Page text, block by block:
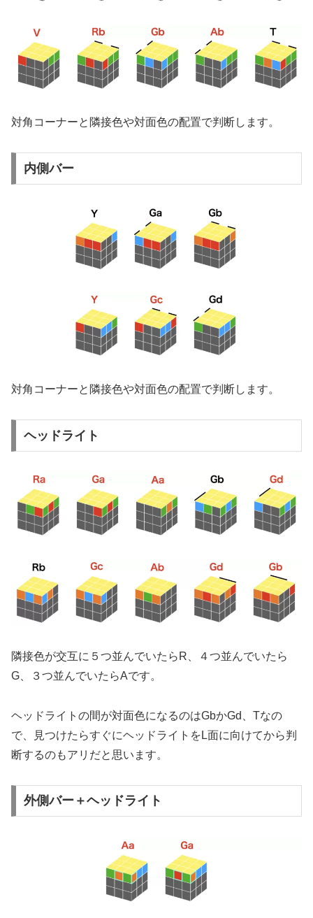
対角コーナーと隣接色や対面色の配置で判断します。
内側バー
対角コーナーと隣接色や対面色の配置で判断します。
ヘッドライト
隣接色が交互に５つ並んでいたらR、４つ並んでいたら
G、３つ並んでいたらAです。
ヘッドライトの間が対面色になるのはGbかGd、Tなの
で、見つけたらすぐにヘッドライトをL面に向けてから判
断するのもアリだと思います。
外側バー＋ヘッドライト